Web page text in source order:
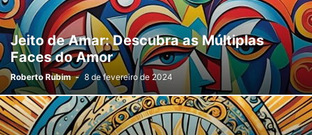
Jeito de Amar: Descubra as Múltiplas
Faces do Amor
Roberto Rubim - 8 de fevereiro de 2024